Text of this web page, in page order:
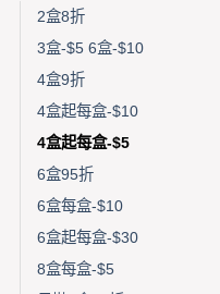
2盒8折
3盒-$5 6盒-$10
4盒9折
4盒起每盒-$10
4盒起每盒-$5
6盒95折
6盒每盒-$10
6盒起每盒-$30
8盒每盒-$5